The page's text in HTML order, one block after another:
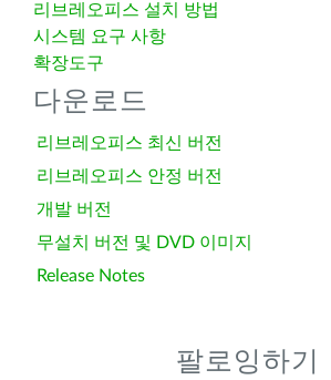
리브레오피스 설치 방법
시스템 요구 사항
확장도구
다운로드
리브레오피스 최신 버전
리브레오피스 안정 버전
개발 버전
무설치 버전 및 DVD 이미지
Release Notes
팔로잉하기